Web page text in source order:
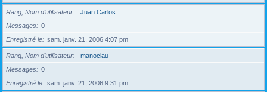
Rang, Nom d’utilisateur
Juan Carlos
Messages
0
Enregistré le
sam. janv. 21, 2006 4:07 pm
Rang, Nom d’utilisateur
manoclau
Messages
0
Enregistré le
sam. janv. 21, 2006 9:31 pm